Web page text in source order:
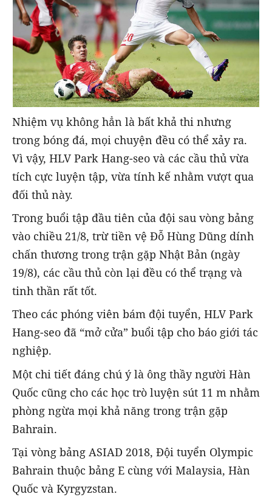
Nhiệm vụ không hẳn là bất khả thi nhưng
trong bóng đá, mọi chuyện đều có thể xảy ra.
Vì vậy, HLV Park Hang-seo và các cầu thủ vừa
tích cực luyện tập, vừa tính kế nhằm vượt qua
đối thủ này.
Trong buổi tập đầu tiên của đội sau vòng bảng
vào chiều 21/8, trừ tiền vệ Đỗ Hùng Dũng dính
chấn thương trong trận gặp Nhật Bản (ngày
19/8), các cầu thủ còn lại đều có thể trạng và
tinh thần rất tốt.
Theo các phóng viên bám đội tuyển, HLV Park
Hang-seo đã “mở cửa” buổi tập cho báo giới tác
nghiệp.
Một chi tiết đáng chú ý là ông thầy người Hàn
Quốc cũng cho các học trò luyện sút 11 m nhằm
phòng ngừa mọi khả năng trong trận gặp
Bahrain.
Tại vòng bảng ASIAD 2018, Đội tuyển Olympic
Bahrain thuộc bảng E cùng với Malaysia, Hàn
Quốc và Kyrgyzstan.